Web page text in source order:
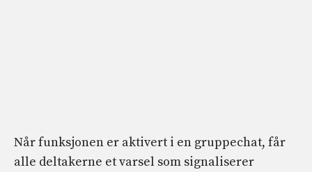
Når funksjonen er aktivert i en gruppechat, får
alle deltakerne et varsel som signaliserer